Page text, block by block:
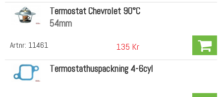
Artnr: 11461
Termostat Chevrolet 90°C
54mm
135 Kr
Termostathuspackning 4-6cyl